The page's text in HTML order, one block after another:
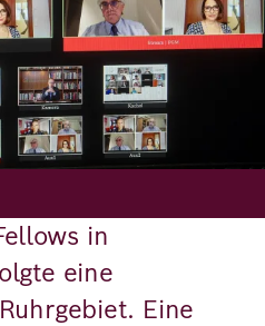
in
eine
Eine